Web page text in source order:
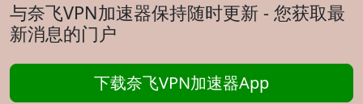
与奈飞VPN加速器保持随时更新 - 您获取最
新消息的门户
下载奈飞VPN加速器App